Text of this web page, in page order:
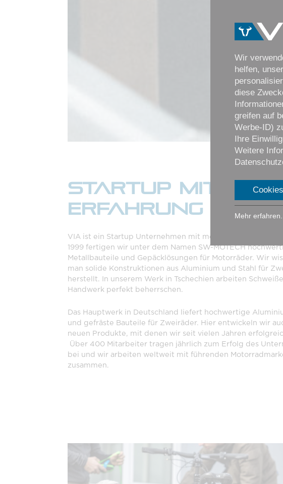
STARTUP MIT
ERFAHRUNG
VIA ist ein Startup Unternehmen mit mehr als 20 Jahren
1999 fertigen wir unter dem Namen SW-MOTECH
Metallbauteile und Gepäcklösungen für Motorräder. Wir
man solide Konstruktionen aus Aluminium und Stahl für
herstellt. In unserem Werk in Tschechien arbeiten
Handwerk perfekt beherrschen.
Das Hauptwerk in Deutschland liefert hochwertige
und gefräste Bauteile für Zweiräder. Hier entwickeln wir
neuen Produkte, mit denen wir seit vielen Jahren
Über 400 Mitarbeiter tragen jährlich zum Erfolg des
bei und wir arbeiten weltweit mit führenden
zusammen.
Wir
helfen,
diese
greifen auf
Werbe-ID)
Ihre
Weitere
Mehr erfahren...